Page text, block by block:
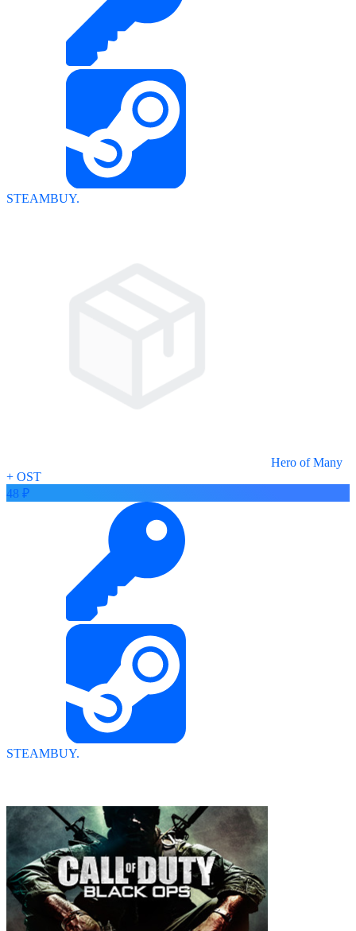
STEAMBUY.
Hero of Many
+ OST
48 ₽
STEAMBUY.